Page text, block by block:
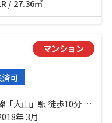
/ 27.36㎡
マンション
可
大山」駅 徒歩10分 東
板橋」駅 徒歩10分 都
年 3月